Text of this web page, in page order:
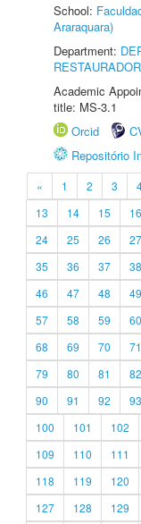
School:
Araraquara)
Department:
Academic
title: MS-3.1
Orcid
Repositório
« 1 2 3
13
14 15 16
24
25 26 27
35
36 37 38
46
47 48 49
57
58 59 60
68
69 70 71
79
80 81 82
90
91 92 93
100
101 102
109
110 111
118
119 120
127
128 129